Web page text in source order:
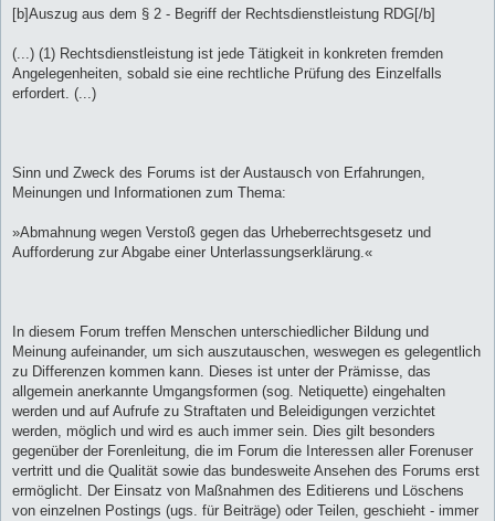
[b]Auszug aus dem § 2 - Begriff der Rechtsdienstleistung RDG[/b]
(...) (1) Rechtsdienstleistung ist jede Tätigkeit in konkreten fremden
Angelegenheiten, sobald sie eine rechtliche Prüfung des Einzelfalls
erfordert. (...)
Sinn und Zweck des Forums ist der Austausch von Erfahrungen,
Meinungen und Informationen zum Thema:
»Abmahnung wegen Verstoß gegen das Urheberrechtsgesetz und
Aufforderung zur Abgabe einer Unterlassungserklärung.«
In diesem Forum treffen Menschen unterschiedlicher Bildung und
Meinung aufeinander, um sich auszutauschen, weswegen es gelegentlich
zu Differenzen kommen kann. Dieses ist unter der Prämisse, das
allgemein anerkannte Umgangsformen (sog. Netiquette) eingehalten
werden und auf Aufrufe zu Straftaten und Beleidigungen verzichtet
werden, möglich und wird es auch immer sein. Dies gilt besonders
gegenüber der Forenleitung, die im Forum die Interessen aller Forenuser
vertritt und die Qualität sowie das bundesweite Ansehen des Forums erst
ermöglicht. Der Einsatz von Maßnahmen des Editierens und Löschens
von einzelnen Postings (ugs. für Beiträge) oder Teilen, geschieht - immer